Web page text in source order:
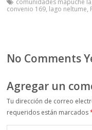
convenio 169, lago neltume,
No Comments
Agregar un
Tu dirección de correo
requeridos están marcados